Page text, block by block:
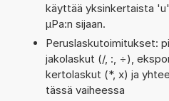
käyttää yksinkertaista
µPa:n sijaan.
Peruslaskutoimitukset:
jakolaskut (/, :, ÷),
kertolaskut (*, x) ja
tässä vaiheessa